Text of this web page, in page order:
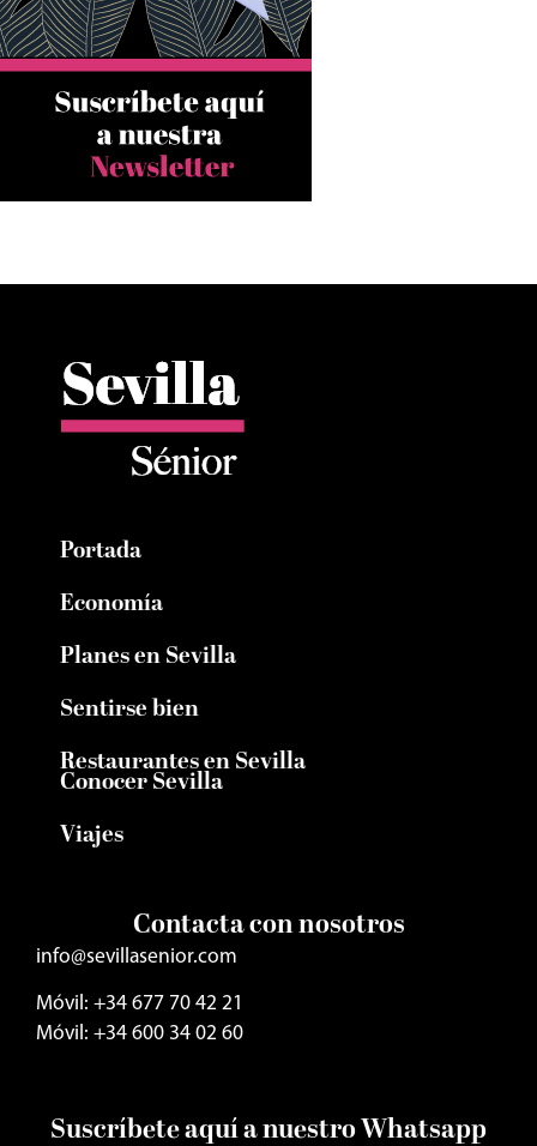
Portada
Economía
Planes en Sevilla
Sentirse bien
Restaurantes en Sevilla
Conocer Sevilla
Viajes
Contacta con nosotros
info@sevillasenior.com
Móvil: +34 677 70 42 21
Móvil: +34 600 34 02 60
Suscríbete aquí a nuestro Whatsapp